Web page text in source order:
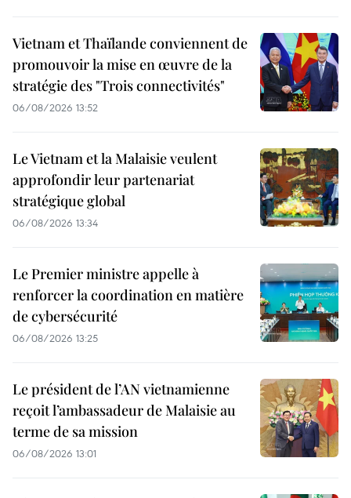
Vietnam et Thaïlande conviennent de
promouvoir la mise en œuvre de la
stratégie des "Trois connectivités"
06/08/2026 13:52
Le Vietnam et la Malaisie veulent
approfondir leur partenariat
stratégique global
06/08/2026 13:34
Le Premier ministre appelle à
renforcer la coordination en matière
de cybersécurité
06/08/2026 13:25
Le président de l’AN vietnamienne
reçoit l’ambassadeur de Malaisie au
terme de sa mission
06/08/2026 13:01